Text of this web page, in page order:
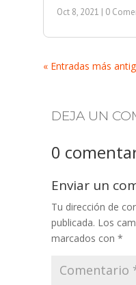
Oct 8, 2021 | 0
« Entradas más
DEJA UN
0
Enviar un
Tu dirección de
publicada. Los
marcados con *